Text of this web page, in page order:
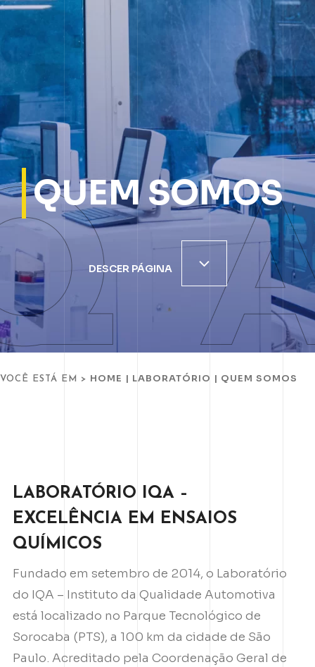
QUEM SOMOS
DESCER PÁGINA
VOCÊ ESTÁ EM > HOME | LABORATÓRIO | QUEM SOMOS
LABORATÓRIO IQA –
EXCELÊNCIA EM ENSAIOS
QUÍMICOS
Fundado em setembro de 2014, o Laboratório
do IQA – Instituto da Qualidade Automotiva
está localizado no Parque Tecnológico de
Sorocaba (PTS), a 100 km da cidade de São
Paulo. Acreditado pela Coordenação Geral de